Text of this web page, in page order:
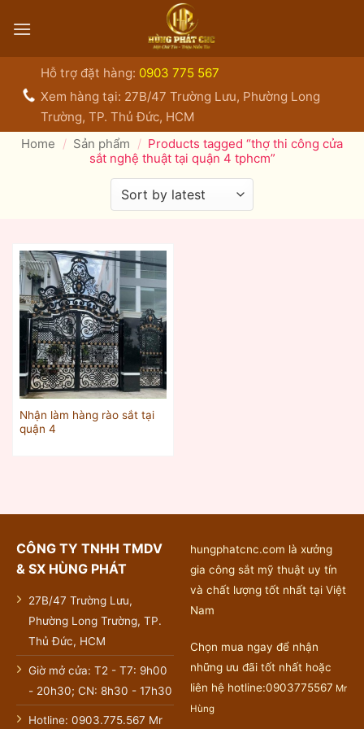
qua
Hỗ trợ đặt hàng: 0903 775 567
Xem hàng tại: 27B/47 Trường Lưu, Phường Long
Trường, TP. Thủ Đức, HCM
Home / Sản phẩm / Products tagged “thợ thi công cửa
sắt nghệ thuật tại quận 4 tphcm”
Nhận làm hàng rào sắt tại
quận 4
CÔNG TY TNHH TMDV
& SX HÙNG PHÁT
27B/47 Trường Lưu,
Phường Long Trường, TP.
Thủ Đức, HCM
Giờ mở cửa: T2 - T7: 9h00
- 20h30; CN: 8h30 - 17h30
Hotline: 0903.775.567 Mr
hungphatcnc.com là xưởng
gia công sắt mỹ thuật uy tín
và chất lượng tốt nhất tại Việt
Nam
Chọn mua ngay để nhận
những ưu đãi tốt nhất hoặc
liên hệ hotline:0903775567 Mr
Hùng